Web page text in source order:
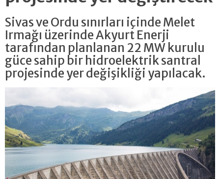
Sivas ve Ordu sınırları içinde Melet
Irmağı üzerinde Akyurt Enerji
tarafından planlanan 22 MW kurulu
güce sahip bir hidroelektrik santral
projesinde yer değişikliği yapılacak.